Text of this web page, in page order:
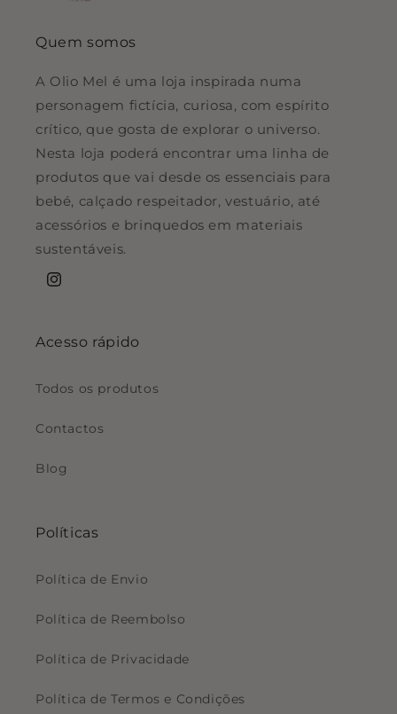
Quem somos
A Olio Mel é uma loja inspirada numa
personagem fictícia, curiosa, com espírito
crítico, que gosta de explorar o universo.
Nesta loja poderá encontrar uma linha de
produtos que vai desde os essenciais para
bebé, calçado respeitador, vestuário, até
acessórios e brinquedos em materiais
sustentáveis.
Instagram
Acesso rápido
Todos os produtos
Contactos
Blog
Políticas
Política de Envio
Política de Reembolso
Política de Privacidade
Política de Termos e Condições